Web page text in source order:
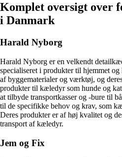
Komplet oversigt over
i Danmark
Harald Nyborg
Harald Nyborg er en velkendt
specialiseret i produkter til hjemmet
af byggematerialer og værktøj, og
produkter til kæledyr som hunde og
at tilbyde transportkasser og -bure til
til de specifikke behov og krav, som
Deres produkter er af høj kvalitet og
transport af kæledyr.
Jem og Fix